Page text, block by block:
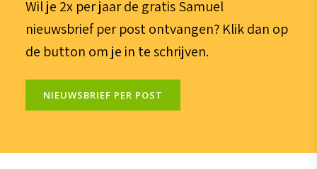
Wil je 2x per jaar de gratis Samuel
nieuwsbrief per post ontvangen? Klik dan op
de button om je in te schrijven.
NIEUWSBRIEF PER POST